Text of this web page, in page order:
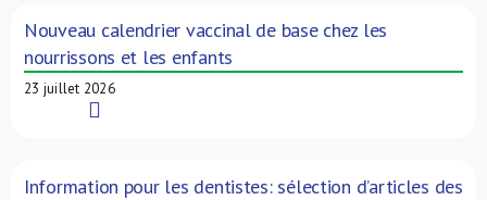
Nouveau calendrier vaccinal de base chez les
nourrissons et les enfants
23 juillet 2026
Information pour les dentistes: sélection d’articles des